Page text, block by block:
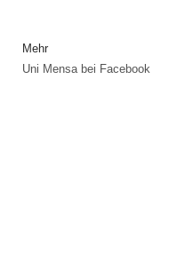
Mehr
Uni Mensa bei Facebook